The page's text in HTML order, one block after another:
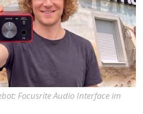
Focusrite Audio Interface im